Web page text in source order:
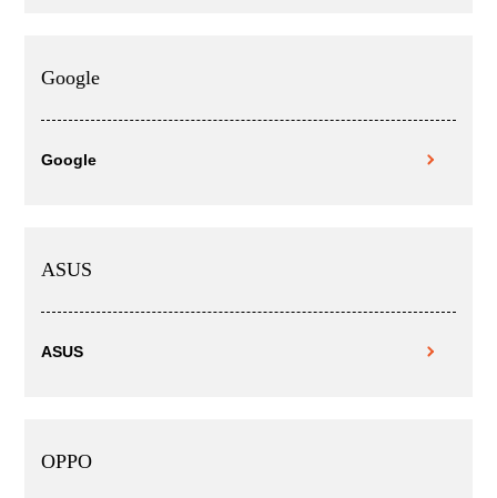
Google
Google
ASUS
ASUS
OPPO